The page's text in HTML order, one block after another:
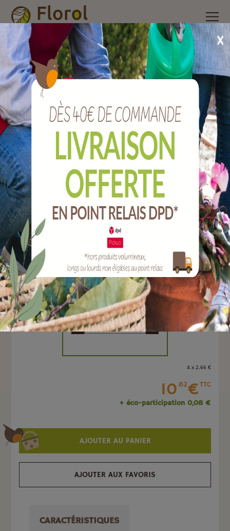
Accueil Nos produits /Manches/Manches ciré/
Manche de
croc à soie ou virole frêne lg.130 cm. Ø 36 mm.
Manche de croc à soie ou virole frêne
Lg.130 cm. Ø 36 mm.
Ref : MCMEMCS
EAN :
Marque :
SOERGEN Distribution
Quantité :
Unité
- +
4 x 2.66 €
10.62€TTC
+ éco-participation 0,08 €
AJOUTER AU PANIER
AJOUTER AUX FAVORIS
CARACTÉRISTIQUES